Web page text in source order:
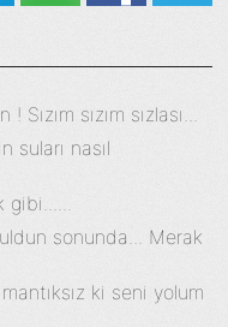
sızım sızlası...
suları nasıl
gibi......
sonunda... Merak
ki seni yolum